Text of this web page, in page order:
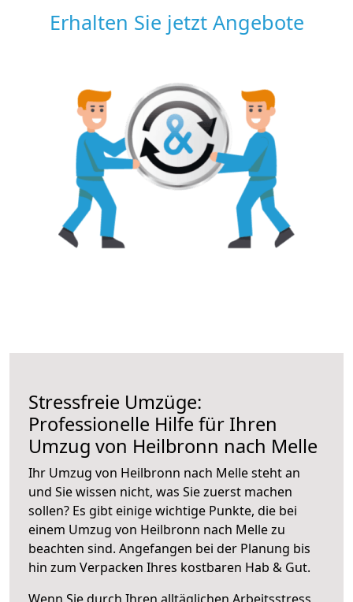
Erhalten Sie jetzt Angebote
Stressfreie Umzüge:
Professionelle Hilfe für Ihren
Umzug von Heilbronn nach Melle
Ihr Umzug von Heilbronn nach Melle steht an
und Sie wissen nicht, was Sie zuerst machen
sollen? Es gibt einige wichtige Punkte, die bei
einem Umzug von Heilbronn nach Melle zu
beachten sind. Angefangen bei der Planung bis
hin zum Verpacken Ihres kostbaren Hab & Gut.